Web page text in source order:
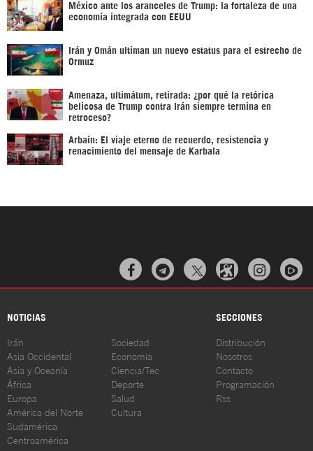
México ante los aranceles de Trump: la fortaleza de una
economía integrada con EEUU
Irán y Omán ultiman un nuevo estatus para el estrecho de
Ormuz
Amenaza, ultimátum, retirada: ¿por qué la retórica
belicosa de Trump contra Irán siempre termina en
retroceso?
Arbaín: El viaje eterno de recuerdo, resistencia y
renacimiento del mensaje de Karbala
  
NOTICIAS SECCIONES
Irán
Asia Occidental
Asia y Oceanía
África
Europa
América del Norte
Sudamérica
Centroamérica
Sociedad
Economía
Ciencia/Tec
Deporte
Salud
Cultura
Distribución
Nosotros
Contacto
Programación
Rss